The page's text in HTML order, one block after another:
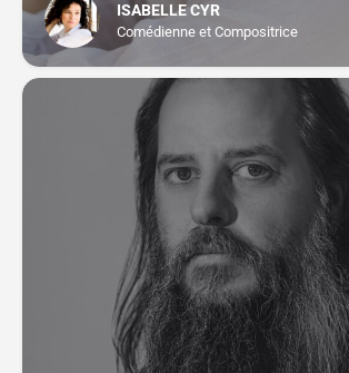
ISABELLE CYR
Comédienne et Compositrice